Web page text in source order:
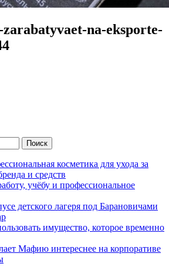
na-eksporte-
косметика для ухода за
и средств
учёбу и профессиональное
детского лагеря под Барановичами
имущество, которое временно
Мафию интереснее на корпоративе